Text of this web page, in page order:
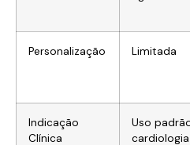
Personalização Limitada
Indicação
Clínica
Uso
cardiologia